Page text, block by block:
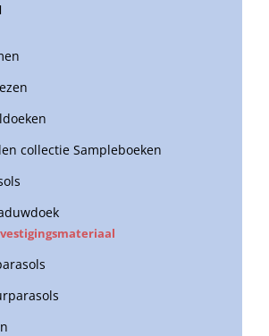
collectie Sampleboeken